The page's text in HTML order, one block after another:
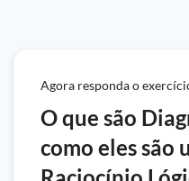
Agora responda o
O que são
como eles são